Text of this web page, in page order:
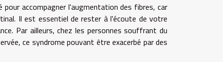
accompagner l'augmentation des fibres, car
Il est essentiel de rester à l'écoute de votre
Par ailleurs, chez les personnes souffrant du
ce syndrome pouvant être exacerbé par des